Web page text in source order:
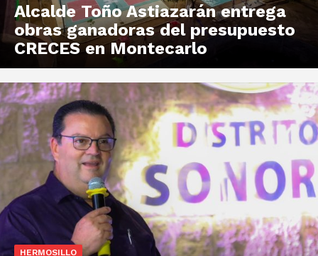
Alcalde Toño Astiazarán entrega
obras ganadoras del presupuesto
CRECES en Montecarlo
HERMOSILLO